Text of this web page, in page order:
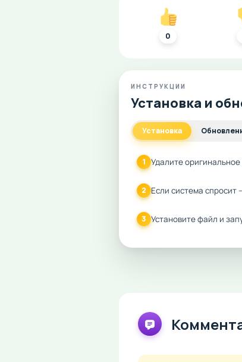
0
ИНСТРУКЦИИ
Установка и
Установка
1 Удалите
2 Если система спросит
3 Установите файл и